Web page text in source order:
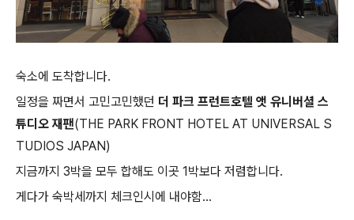
숙소에 도착합니다.
일정을 짜면서 고민고민했던 더 파크 프런트호텔 앳 유니버셜 스
튜디오 재팬(THE PARK FRONT HOTEL AT UNIVERSAL S
TUDIOS JAPAN)
지금까지 3박을 모두 합해도 이곳 1박보다 저렴합니다.
게다가 숙박세까지 체크인시에 내야함...